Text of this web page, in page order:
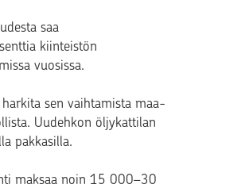
saa
kiinteistön
vuosissa.
sen vaihtamista maa-
Uudehkon öljykattilan
pakkasilla.
maksaa noin 15 000–30